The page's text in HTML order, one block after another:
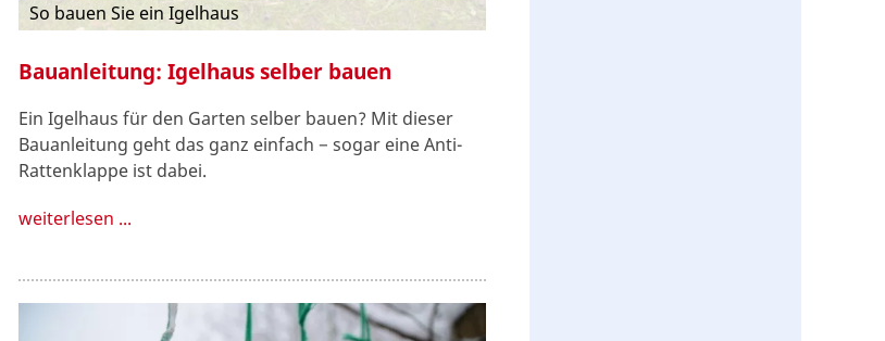
So bauen Sie ein Igelhaus
Bauanleitung: Igelhaus selber bauen
Ein Igelhaus für den Garten selber bauen? Mit dieser
Bauanleitung geht das ganz einfach − sogar eine Anti-
Rattenklappe ist dabei.
weiterlesen ...